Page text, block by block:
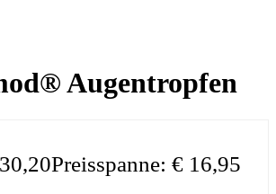
Augentropfen
30,20Preisspanne: € 16,95